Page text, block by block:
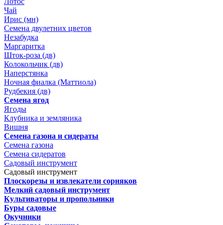
Чай
Ирис (мн)
Семена двулетних цветов
Незабудка
Маргаритка
Шток-роза (дв)
Колокольчик (дв)
Наперстянка
Ночная фиалка (Маттиола)
Рудбекия (дв)
Семена ягод
Ягоды
Клубника и земляника
Вишня
Семена газона и сидераты
Семена газона
Семена сидератов
Садовый инструмент
Садовый инструмент
Плоскорезы и извлекатели сорняков
Мелкий садовый инструмент
Культиваторы и пропольники
Буры садовые
Окучники